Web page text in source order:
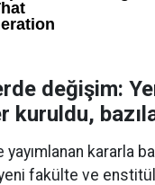
değişim:
yayımlanan kararla
fakülte ve